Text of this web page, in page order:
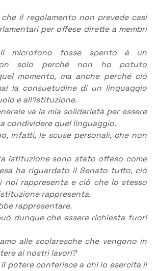
che il regolamento non prevede casi
per offese dirette a membri
microfono fosse spento è un
solo perché non ho potuto
momento, ma anche perché ciò
la consuetudine di un linguaggio
e all’istituzione.
va la mia solidarietà per essere
condividere quel linguaggio.
infatti, le scuse personali, che non
istituzione sono stato offeso come
ha riguardato il Senato tutto, ciò
noi rappresenta e ciò che lo stesso
rappresenta.
rappresentare.
dunque che essere richiesta fuori
alle scolaresche che vengono in
ai nostri lavori?
il potere conferisce a chi lo esercita il